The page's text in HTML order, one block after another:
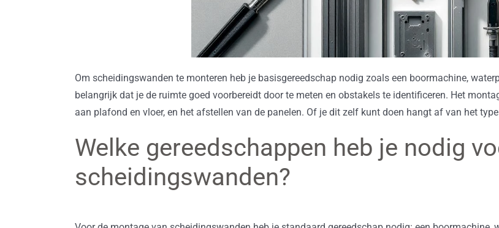
Om scheidingswanden te monteren heb je basisgereedschap nodig zoals een boormachine,
belangrijk dat je de ruimte goed voorbereidt door te meten en obstakels te identificeren. Het
aan plafond en vloer, en het afstellen van de panelen. Of je dit zelf kunt doen hangt af van het
Welke gereedschappen heb je nodig
scheidingswanden?